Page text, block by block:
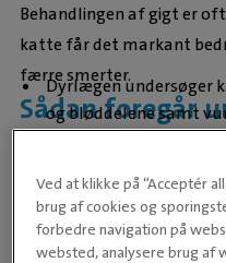
Behandlingen af gigt er
katte får det markant
færre smerter.
Sådan foregår
Dyrlægen undersøger
og bløddelene samt
Røntgen anvendes til
graden af gigt. Katten
billedkvalitet
Ved at klikke på “Acceptér
brug af cookies og
forbedre navigation på
websted, analysere brug